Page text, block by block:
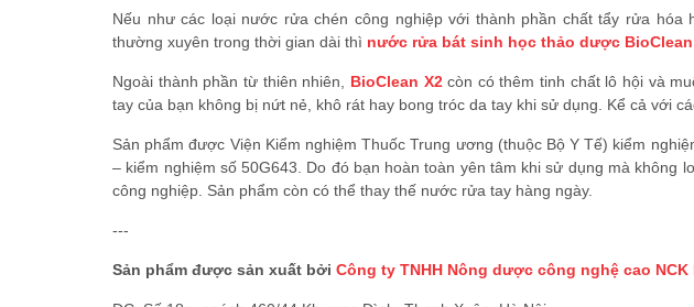
Nếu như các loại nước rửa chén công nghiệp với thành phần chất tẩy rửa
thường xuyên trong thời gian dài thì nước rửa bát sinh học thảo dược BioClean
Ngoài thành phần từ thiên nhiên, BioClean X2còn có thêm tinh chất lô hội và
tay của bạn không bị nứt nẻ, khô rát hay bong tróc da tay khi sử dụng. Kể cả với
Sản phẩm được Viện Kiểm nghiệm Thuốc Trung ương (thuộc Bộ Y Tế) kiểm
– kiểm nghiệm số 50G643. Do đó bạn hoàn toàn yên tâm khi sử dụng mà không
công nghiệp. Sản phẩm còn có thể thay thế nước rửa tay hàng ngày.
---
Sản phẩm được sản xuất bởi Công ty TNHH Nông dược công nghệ cao NCK